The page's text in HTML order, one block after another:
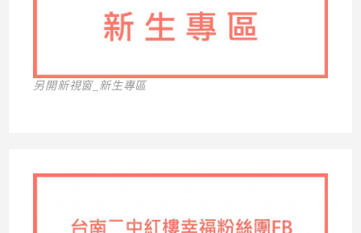
另開新視窗_新生專區